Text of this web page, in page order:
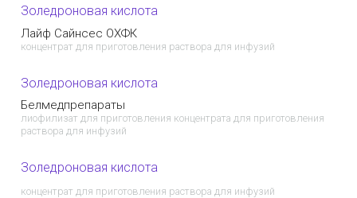
Золедроновая кислота
Лайф Сайнсес ОХФК
концентрат для приготовления раствора для инфузий
Золедроновая кислота
Белмедпрепараты
лиофилизат для приготовления концентрата для приготовления
раствора для инфузий
Золедроновая кислота
концентрат для приготовления раствора для инфузий